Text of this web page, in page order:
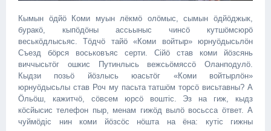
Кымын ӧдйӧ Коми муын лёкмӧ олӧмыс, сымын ӧдйӧджык,
буракӧ, кыпӧдӧны ассьыныс чинсӧ кутшӧмсюрӧ
веськӧдлысьяс. Тӧдчӧ тайӧ «Коми войтыр» юрнуӧдысьлӧн
Съезд бӧрся воськовъяс серти. Сiйӧ став коми йӧзсянь
виччысьтӧг ошкис Путинлысь вежсьӧмяссӧ Оланподулӧ.
Кыдзи позьӧ йӧзлысь юасьтӧг «Коми войтырлӧн»
юрнуӧдысьлы став Роч му пасьта татшӧм торсӧ висьтавны? А
Ӧльӧш, кажитчӧ, сӧвсем юрсӧ воштiс. Эз на гиж, кыдз
кӧсйысис телефон пыр, менам гижӧд вылӧ восьсса ӧтвет. А
чуймӧдiс нин коми йӧзсӧс нӧшта на ёна: кутіс гижны